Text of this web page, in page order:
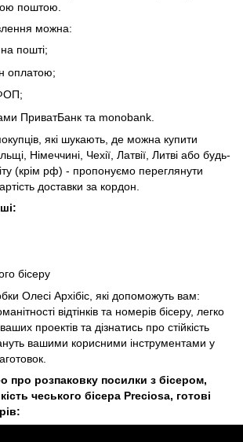
поштою.
можна:
пошті;
оплатою;
ПриватБанк та monobank.
які шукають, де можна купити
Німеччині, Чехії, Латвії, Литві або будь-
(крім рф) - пропонуємо переглянути
доставки за кордон
бісеру
Олесі Архібіс, які допоможуть вам:
відтінків та номерів бісеру, легко
проектів та дізнатись про стійкість
вашими корисними інструментами у
про розпаковку посилки з бісером,
чеського бісера Preciosa, готові